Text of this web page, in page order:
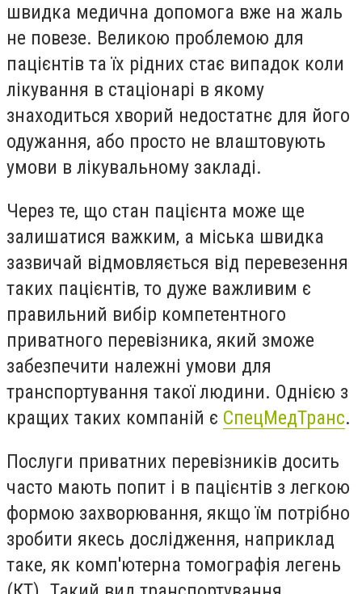
швидка медична допомога вже на жаль
не повезе. Великою проблемою для
пацієнтів та їх рідних стає випадок коли
лікування в стаціонарі в якому
знаходиться хворий недостатнє для його
одужання, або просто не влаштовують
умови в лікувальному закладі.
Через те, що стан пацієнта може ще
залишатися важким, а міська швидка
зазвичай відмовляється від перевезення
таких пацієнтів, то дуже важливим є
правильний вибір компетентного
приватного перевізника, який зможе
забезпечити належні умови для
транспортування такої людини. Однією з
кращих таких компаній є СпецМедТранс.
Послуги приватних перевізників досить
часто мають попит і в пацієнтів з легкою
формою захворювання, якщо їм потрібно
зробити якесь дослідження, наприклад
таке, як комп'ютерна томографія легень